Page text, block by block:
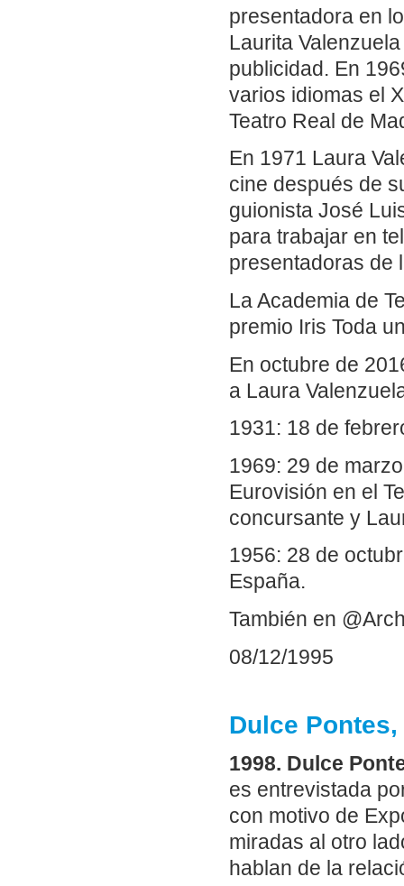
presentadora en
Laurita
publicidad. En
varios idiomas el
Teatro Real de
En 1971 Laura
cine después de
guionista José
para trabajar en
presentadoras de
La Academia de
premio Iris Toda
En octubre de
a Laura
1931: 18 de
1969: 29 de
Eurovisión en el
concursante y
1956: 28 de
España.
También en
08/12/1995
Dulce
1998. Dulce
es entrevistada
con motivo de
miradas al otro
hablan de la